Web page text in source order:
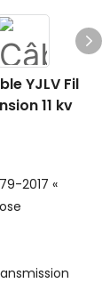
YJLV Fil
11 kv
2017 «